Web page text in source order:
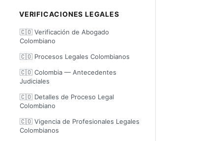
VERIFICACIONES LEGALES
🇨🇴 Verificación de Abogado
Colombiano
🇨🇴 Procesos Legales Colombianos
🇨🇴 Colombia — Antecedentes
Judiciales
🇨🇴 Detalles de Proceso Legal
Colombiano
🇨🇴 Vigencia de Profesionales Legales
Colombianos